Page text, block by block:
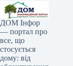
ДОМ Інфор
— портал про
все, що
стосується
дому: від